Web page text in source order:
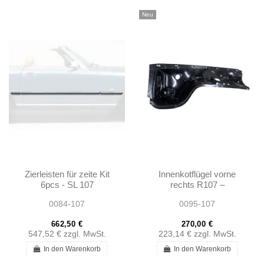
Zierleisten für zeite Kit
6pcs - SL 107
0084-107
662,50 €
547,52 € zzgl. MwSt.
In den Warenkorb
Neu
Innenkotflügel vorne
rechts R107 –
1076205061
0095-107
270,00 €
223,14 € zzgl. MwSt.
In den Warenkorb